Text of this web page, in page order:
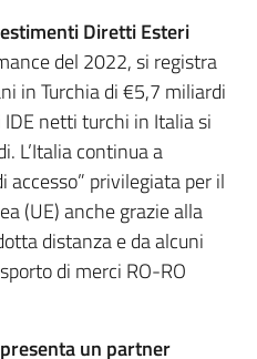
Diretti Esteri
del 2022, si registra
in Turchia di €5,7 miliardi
netti turchi in Italia si
L’Italia continua a
accesso” privilegiata per il
(UE) anche grazie alla
distanza e da alcuni
di merci RO-RO
un partner